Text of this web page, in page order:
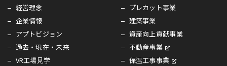
経営理念
企業情報
アプトビジョン
過去・現在・未来
VR工場見学
プレカット事業
建築事業
資産向上貢献事業
不動産事業
保温工事事業